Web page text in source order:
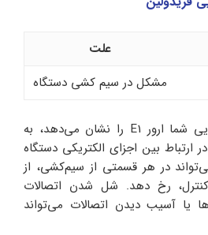
علت
مشکل در سیم کشی دستگاه
زمانی که ماشین لباسشویی شما ارور E1 را نشان می‌دهد، به
بین اجزای الکتریکی دستگاه
در هر قسمتی از سیم‌کشی، از
کنترل، رخ دهد. شل شدن اتصالات
یا آسیب دیدن اتصالات می‌تواند